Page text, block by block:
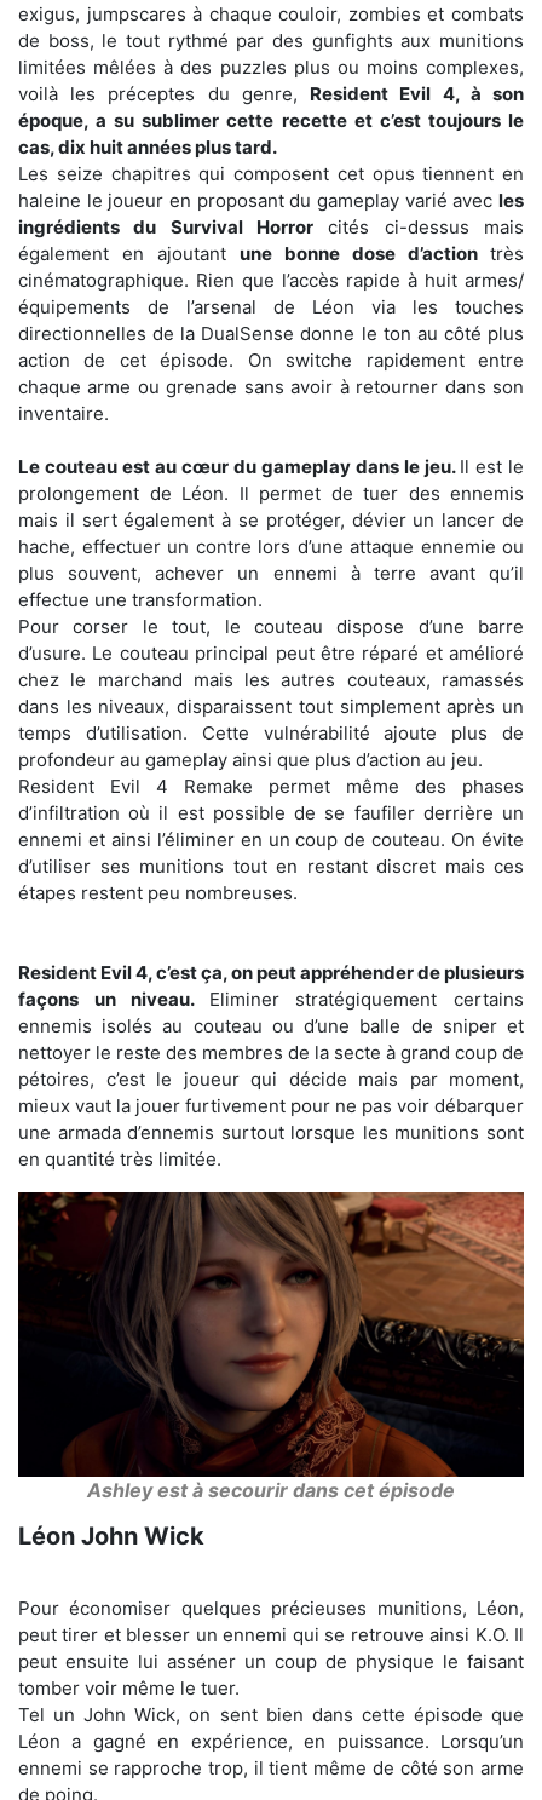
exigus, jumpscares à chaque couloir, zombies et combats
de boss, le tout rythmé par des gunfights aux munitions
limitées mêlées à des puzzles plus ou moins complexes,
voilà les préceptes du genre, Resident Evil 4, à son
époque, a su sublimer cette recette et c’est toujours le
cas, dix huit années plus tard.
Les seize chapitres qui composent cet opus tiennent en
haleine le joueur en proposant du gameplay varié avec les
ingrédients du Survival Horror cités ci-dessus mais
également en ajoutant une bonne dose d’action très
cinématographique. Rien que l’accès rapide à huit armes/
équipements de l’arsenal de Léon via les touches
directionnelles de la DualSense donne le ton au côté plus
action de cet épisode. On switche rapidement entre
chaque arme ou grenade sans avoir à retourner dans son
inventaire.
Le couteau est au cœur du gameplay dans le jeu. Il est le
prolongement de Léon. Il permet de tuer des ennemis
mais il sert également à se protéger, dévier un lancer de
hache, effectuer un contre lors d’une attaque ennemie ou
plus souvent, achever un ennemi à terre avant qu’il
effectue une transformation.
Pour corser le tout, le couteau dispose d’une barre
d’usure. Le couteau principal peut être réparé et amélioré
chez le marchand mais les autres couteaux, ramassés
dans les niveaux, disparaissent tout simplement après un
temps d’utilisation. Cette vulnérabilité ajoute plus de
profondeur au gameplay ainsi que plus d’action au jeu.
Resident Evil 4 Remake permet même des phases
d’infiltration où il est possible de se faufiler derrière un
ennemi et ainsi l’éliminer en un coup de couteau. On évite
d’utiliser ses munitions tout en restant discret mais ces
étapes restent peu nombreuses.
Resident Evil 4, c’est ça, on peut appréhender de plusieurs
façons un niveau. Eliminer stratégiquement certains
ennemis isolés au couteau ou d’une balle de sniper et
nettoyer le reste des membres de la secte à grand coup de
pétoires, c’est le joueur qui décide mais par moment,
mieux vaut la jouer furtivement pour ne pas voir débarquer
une armada d’ennemis surtout lorsque les munitions sont
en quantité très limitée.
Ashley est à secourir dans cet épisode
Léon John Wick
Pour économiser quelques précieuses munitions, Léon,
peut tirer et blesser un ennemi qui se retrouve ainsi K.O. Il
peut ensuite lui asséner un coup de physique le faisant
tomber voir même le tuer.
Tel un John Wick, on sent bien dans cette épisode que
Léon a gagné en expérience, en puissance. Lorsqu’un
ennemi se rapproche trop, il tient même de côté son arme
de poing.